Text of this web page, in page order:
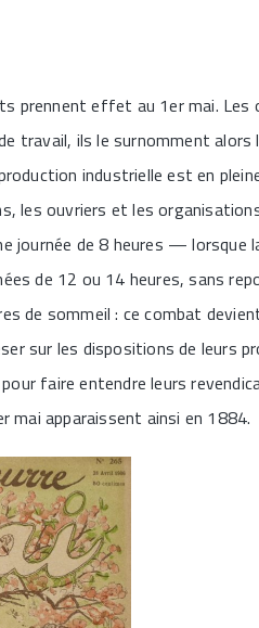
prennent effet au 1er mai. Les
travail, ils le surnomment alors
industrielle est en
les ouvriers et les
journée de 8 heures — lorsque
de 12 ou 14 heures, sans
de sommeil : ce combat
sur les dispositions de leurs
faire entendre leurs
mai apparaissent ainsi en 1884.